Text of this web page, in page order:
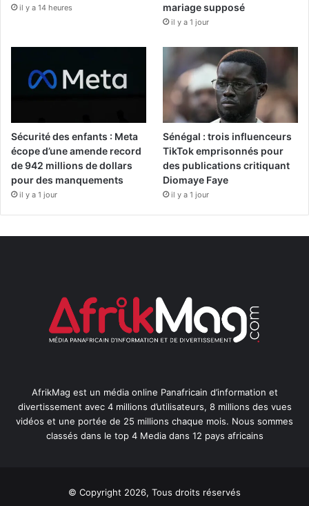
il y a 14 heures
mariage supposé
il y a 1 jour
Sécurité des enfants : Meta
écope d’une amende record
de 942 millions de dollars
pour des manquements
il y a 1 jour
Sénégal : trois influenceurs
TikTok emprisonnés pour
des publications critiquant
Diomaye Faye
il y a 1 jour
AfrikMag est un média online Panafricain d’information et
divertissement avec 4 millions d’utilisateurs, 8 millions des vues
vidéos et une portée de 25 millions chaque mois. Nous sommes
classés dans le top 4 Media dans 12 pays africains
© Copyright 2026, Tous droits réservés